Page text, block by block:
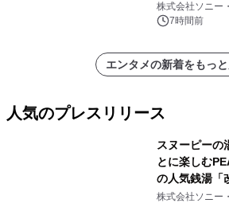
株式会社ソニー
ンズ7時間前
エンタメの新着をもっ
人気のプレスリリース
スヌーピーの
とに楽しむ
の人気銭湯「
ラボレーシ
株式会社ソニー